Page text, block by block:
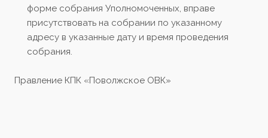
форме собрания Уполномоченных, вправе
присутствовать на собрании по указанному
адресу в указанные дату и время проведения
собрания.
Правление КПК «Поволжское ОВК»